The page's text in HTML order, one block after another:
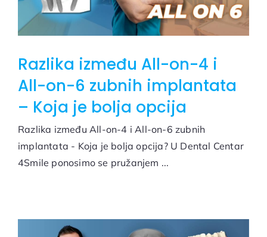
Razlika između All-on-4 i
All-on-6 zubnih implantata
– Koja je bolja opcija
Razlika između All-on-4 i All-on-6 zubnih
implantata - Koja je bolja opcija? U Dental Centar
4Smile ponosimo se pružanjem ...